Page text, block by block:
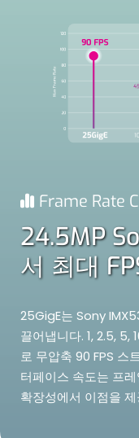
Frame Rate
24.5MP
서 최대
25GigE는 Sony
끌어냅니다. 1, 2.5, 5,
로 무압축 90 FPS 스
터페이스 속도는 프
확장성에서 이점을